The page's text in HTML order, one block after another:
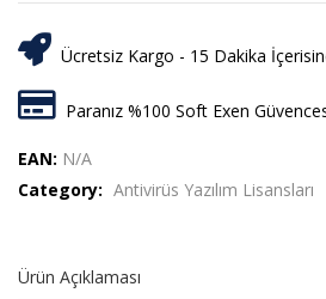
Ücretsiz Kargo - 15 Dakika
Paranız %100 Soft Exen
EAN: N/A
Category: Antivirüs Yazılım Lisansları
Ürün Açıklaması